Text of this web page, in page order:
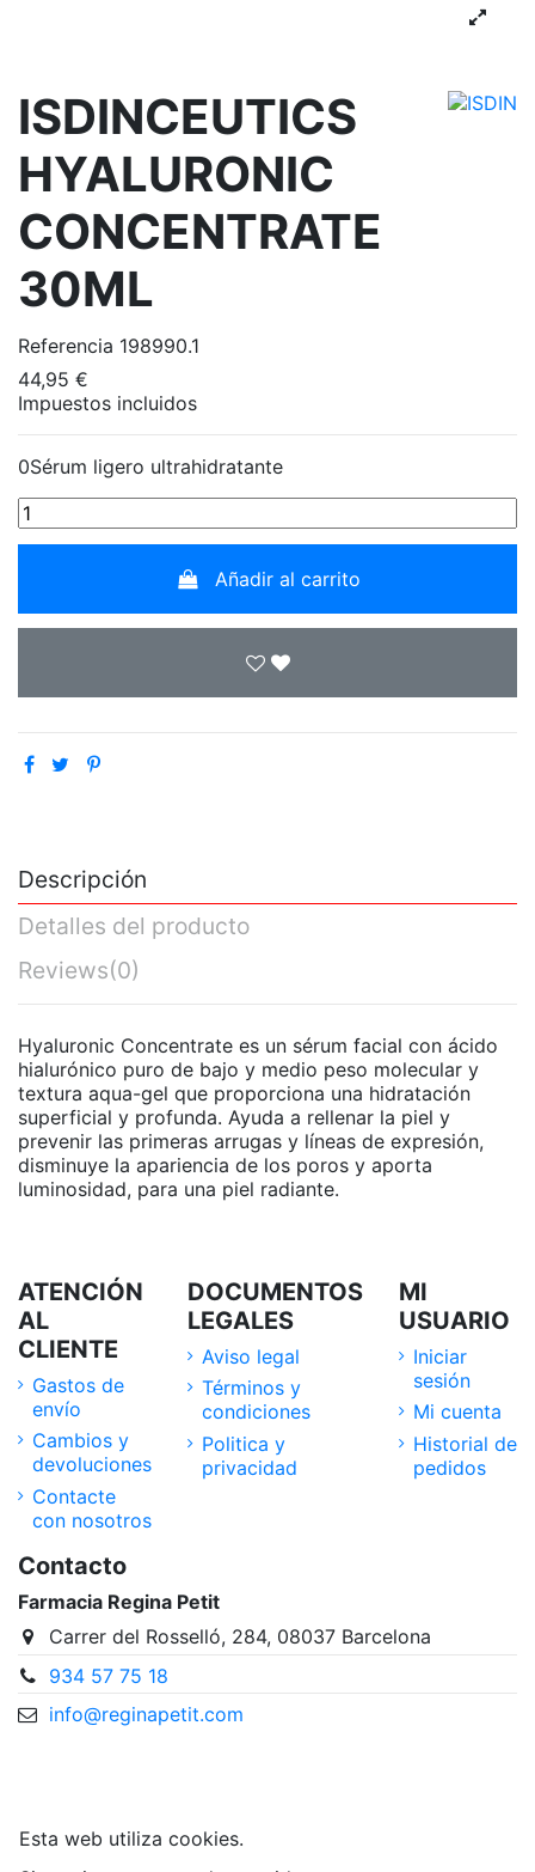
ISDINCEUTICS
HYALURONIC
CONCENTRATE
30ML
Referencia 198990.1
44,95 €
Impuestos incluidos
0Sérum ligero ultrahidratante
Añadir al carrito
Descripción
Detalles del producto
Reviews(0)
Hyaluronic Concentrate es un sérum facial con ácido
hialurónico puro de bajo y medio peso molecular y
textura aqua-gel que proporciona una hidratación
superficial y profunda. Ayuda a rellenar la piel y
prevenir las primeras arrugas y líneas de expresión,
disminuye la apariencia de los poros y aporta
luminosidad, para una piel radiante.
ATENCIÓN
AL
CLIENTE
Gastos de
envío
Cambios y
devoluciones
Contacte
con nosotros
DOCUMENTOS
LEGALES
Aviso legal
Términos y
condiciones
Politica y
privacidad
MI
USUARIO
Iniciar
sesión
Mi cuenta
Historial de
pedidos
Contacto
Farmacia Regina Petit
Carrer del Rosselló, 284, 08037 Barcelona
934 57 75 18
info@reginapetit.com
Esta web utiliza cookies.